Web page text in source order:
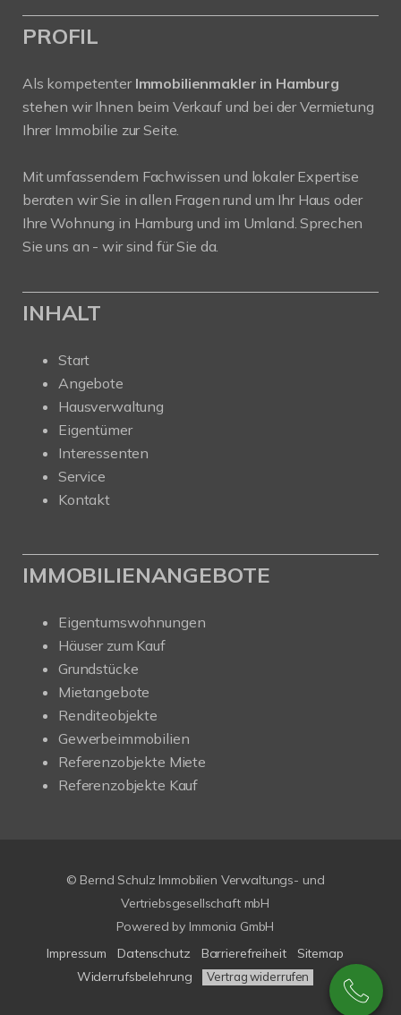
PROFIL
Als kompetenter Immobilienmakler in Hamburg
stehen wir Ihnen beim Verkauf und bei der Vermietung
Ihrer Immobilie zur Seite.
Mit umfassendem Fachwissen und lokaler Expertise
beraten wir Sie in allen Fragen rund um Ihr Haus oder
Ihre Wohnung in Hamburg und im Umland. Sprechen
Sie uns an - wir sind für Sie da.
INHALT
Start
Angebote
Hausverwaltung
Eigentümer
Interessenten
Service
Kontakt
IMMOBILIENANGEBOTE
Eigentumswohnungen
Häuser zum Kauf
Grundstücke
Mietangebote
Renditeobjekte
Gewerbeimmobilien
Referenzobjekte Miete
Referenzobjekte Kauf
© Bernd Schulz Immobilien Verwaltungs- und
Vertriebsgesellschaft mbH
Powered by Immonia GmbH
Impressum
Datenschutz Barrierefreiheit
Sitemap
Widerrufsbelehrung
Vertrag widerrufen